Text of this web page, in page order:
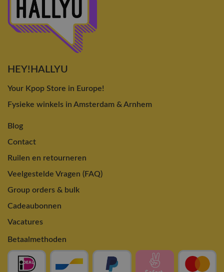
HEY!HALLYU
Your Kpop Store in Europe!
Fysieke winkels in Amsterdam & Arnhem
Blog
Contact
Ruilen en retourneren
Veelgestelde Vragen (FAQ)
Group orders & bulk
Cadeaubonnen
Vacatures
Betaalmethoden